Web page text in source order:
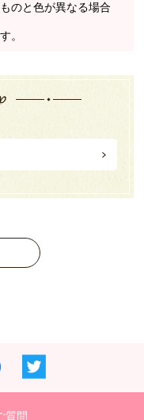
のと色が異なる場合
。
質問